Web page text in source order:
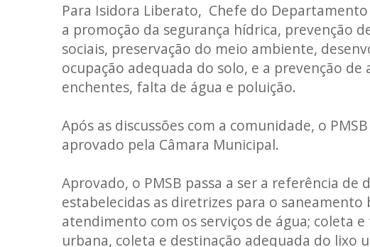
Para Isidora Liberato, Chefe do
a promoção da segurança hídrica, prevenção
sociais, preservação do meio ambiente,
ocupação adequada do solo, e a prevenção
enchentes, falta de água e poluição.
Após as discussões com a comunidade, o
aprovado pela Câmara Municipal.
Aprovado, o PMSB passa a ser a referência
estabelecidas as diretrizes para o
atendimento com os serviços de água; coleta
urbana, coleta e destinação adequada do lixo